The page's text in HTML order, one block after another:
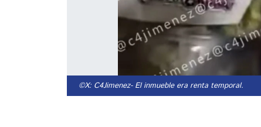
©X: C4Jimenez- El inmueble era renta temporal.